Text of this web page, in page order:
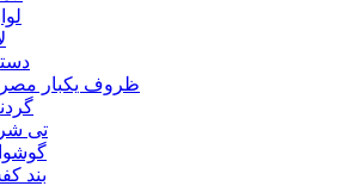
ظروف یکبار
تی
بند